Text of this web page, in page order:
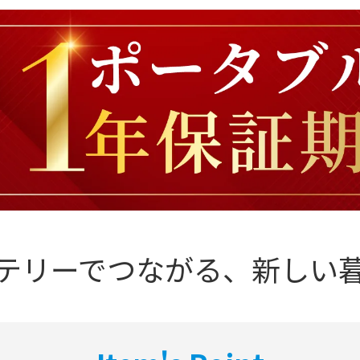
リーでつながる、 新しい